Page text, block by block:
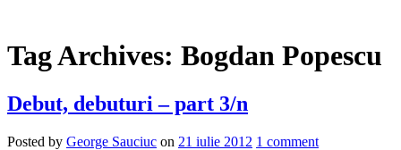
Tag Archives: Bogdan Popescu
Debut, debuturi – part 3/n
Posted by George Sauciuc on 21 iulie 2012 1 comment